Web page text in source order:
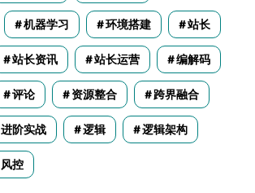
机器学习 环境搭建 站长
站长资讯 站长运营 编解码
评论 资源整合 跨界融合
进阶实战 逻辑 逻辑架构
风控